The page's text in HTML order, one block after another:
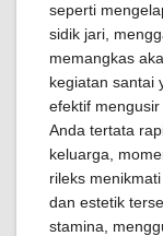
seperti
sidik jari,
memangkas
kegiatan santai
efektif
Anda tertata
keluarga,
rileks
dan estetik
stamina,